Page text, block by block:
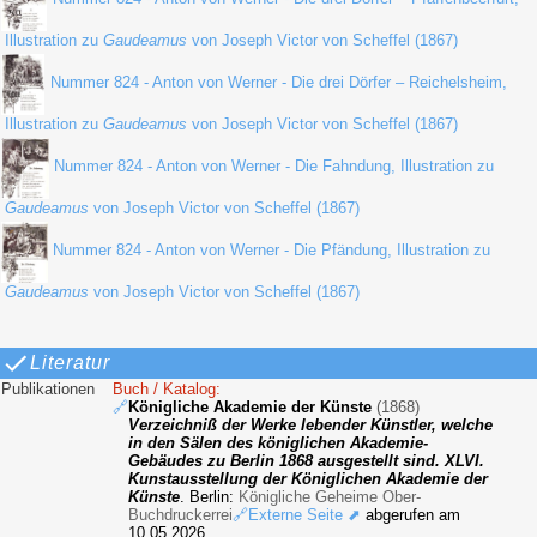
Illustration zu Gaudeamus von Joseph Victor von Scheffel (1867)
Nummer 824 - Anton von Werner - Die drei Dörfer – Reichelsheim,
Illustration zu Gaudeamus von Joseph Victor von Scheffel (1867)
Nummer 824 - Anton von Werner - Die Fahndung, Illustration zu
Gaudeamus von Joseph Victor von Scheffel (1867)
Nummer 824 - Anton von Werner - Die Pfändung, Illustration zu
Gaudeamus von Joseph Victor von Scheffel (1867)
Literatur
Publikationen
Buch / Katalog:
🔗Königliche Akademie der Künste (1868)
Verzeichniß der Werke lebender Künstler, welche
in den Sälen des königlichen Akademie-
Gebäudes zu Berlin 1868 ausgestellt sind. XLVI.
Kunstausstellung der Königlichen Akademie der
Künste . Berlin: Königliche Geheime Ober-
Buchdruckerrei🔗Externe Seite ⬈ abgerufen am
10.05.2026.